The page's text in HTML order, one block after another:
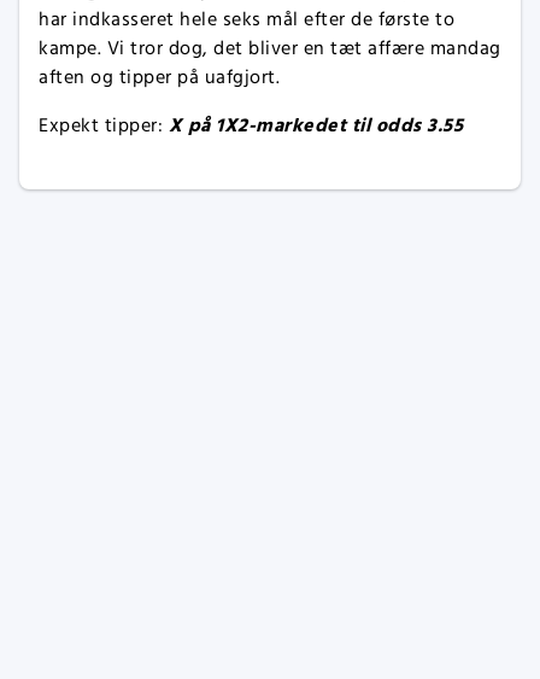
har indkasseret hele seks mål efter de første to
kampe. Vi tror dog, det bliver en tæt affære mandag
aften og tipper på uafgjort.
Expekt tipper: X på 1X2-markedet til odds 3.55